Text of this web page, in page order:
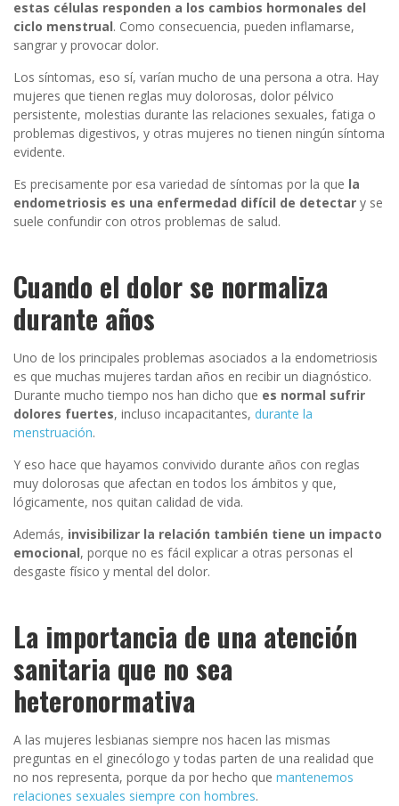
estas células responden a los cambios hormonales del
ciclo menstrual. Como consecuencia, pueden inflamarse,
sangrar y provocar dolor.
Los síntomas, eso sí, varían mucho de una persona a otra. Hay
mujeres que tienen reglas muy dolorosas, dolor pélvico
persistente, molestias durante las relaciones sexuales, fatiga o
problemas digestivos, y otras mujeres no tienen ningún síntoma
evidente.
Es precisamente por esa variedad de síntomas por la que la
endometriosis es una enfermedad difícil de detectar y se
suele confundir con otros problemas de salud.
Cuando el dolor se normaliza
durante años
Uno de los principales problemas asociados a la endometriosis
es que muchas mujeres tardan años en recibir un diagnóstico.
Durante mucho tiempo nos han dicho que es normal sufrir
dolores fuertes, incluso incapacitantes, durante la
menstruación.
Y eso hace que hayamos convivido durante años con reglas
muy dolorosas que afectan en todos los ámbitos y que,
lógicamente, nos quitan calidad de vida.
Además, invisibilizar la relación también tiene un impacto
emocional, porque no es fácil explicar a otras personas el
desgaste físico y mental del dolor.
La importancia de una atención
sanitaria que no sea
heteronormativa
A las mujeres lesbianas siempre nos hacen las mismas
preguntas en el ginecólogo y todas parten de una realidad que
no nos representa, porque da por hecho que mantenemos
relaciones sexuales siempre con hombres.